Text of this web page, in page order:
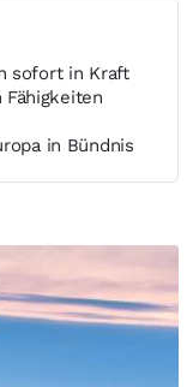
sofort in Kraft
Fähigkeiten
in Bündnis